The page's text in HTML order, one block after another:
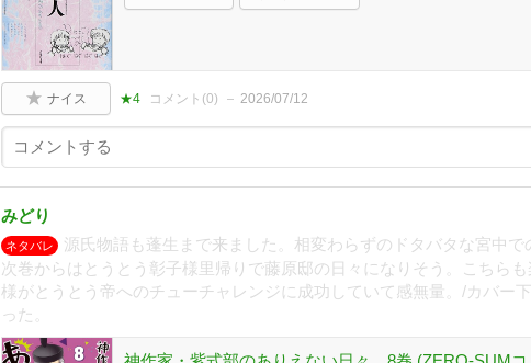
ナイス ★4 コメント(0) 2026/07/12
みどり
ネタバレ
源氏物語も蓬生まで来ました。相変わらずのドタバタな宮中で
次巻からはとうとう彰子様里帰りで藤原邸の日々になりそう。こちら
様がとうとう帝へのチューチャレンジに成功していて感無量。/カバー
った。